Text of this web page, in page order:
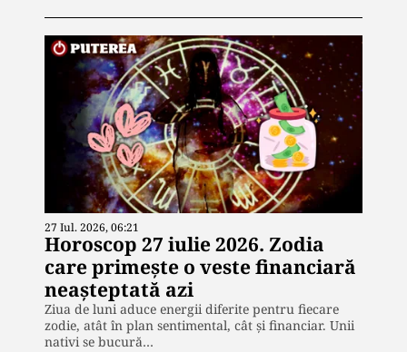
27 Iul. 2026, 06:21
Horoscop 27 iulie 2026. Zodia
care primește o veste financiară
neașteptată azi
Ziua de luni aduce energii diferite pentru fiecare
zodie, atât în plan sentimental, cât și financiar. Unii
nativi se bucură…